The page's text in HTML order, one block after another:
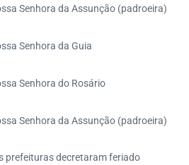
Senhora da Assunção (padroeira)
Senhora da Guia
Senhora do Rosário
Senhora da Assunção (padroeira)
prefeituras decretaram feriado